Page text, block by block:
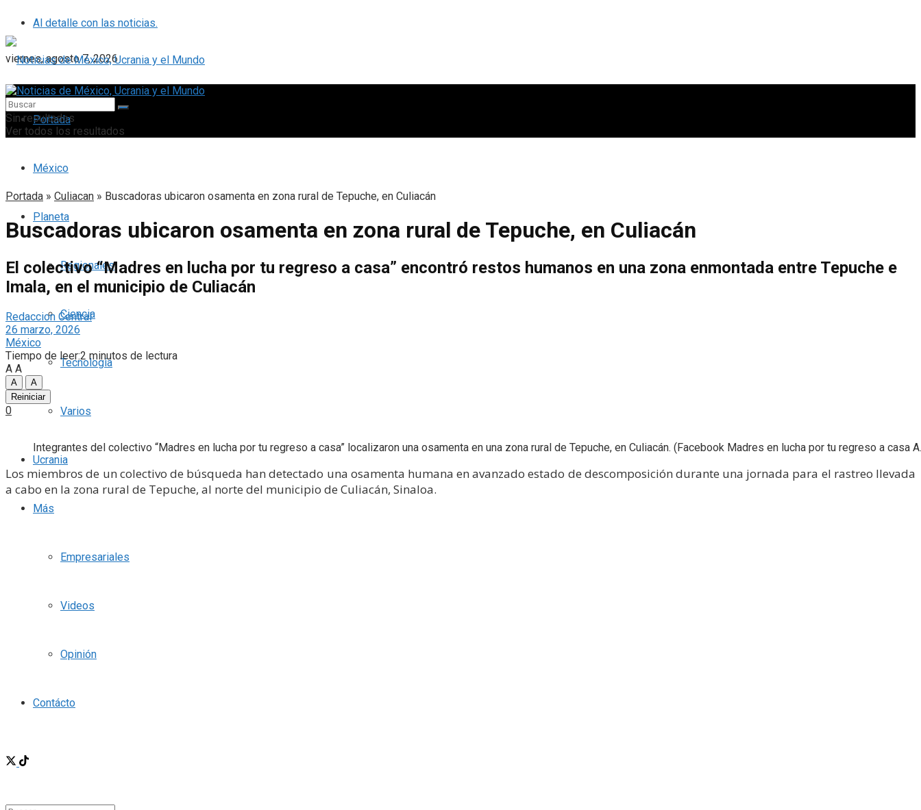
Al detalle con las noticias.
viernes, agosto 7, 2026
Portada
México
Planeta
Regionales
Ciencia
Tecnología
Varios
Ucrania
Más
Empresariales
Videos
Opinión
Contácto
Sin resultados
Ver todos los resultados
Portada » Culiacan » Buscadoras ubicaron osamenta en zona rural de Tepuche, en Culiacán
Buscadoras ubicaron osamenta en zona rural de Tepuche, en Culiacán
El colectivo “Madres en lucha por tu regreso a casa” encontró restos humanos en una zona enmontada entre Tepuche e
Imala, en el municipio de Culiacán
Redaccion Central
26 marzo, 2026
México
Tiempo de leer:2 minutos de lectura
A A
A
A
Reiniciar
0
Integrantes del colectivo “Madres en lucha por tu regreso a casa” localizaron una osamenta en una zona rural de Tepuche, en Culiacán. (Facebook Madres en lucha por tu regreso a casa
Los miembros de un colectivo de búsqueda han detectado una osamenta humana en avanzado estado de descomposición durante una jornada para el rastreo llevada
a cabo en la zona rural de Tepuche, al norte del municipio de Culiacán, Sinaloa.